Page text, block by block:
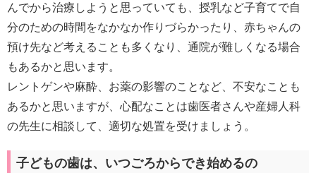
んでから治療しようと思っていても、授乳など子育てで自
分のための時間をなかなか作りづらかったり、赤ちゃんの
預け先など考えることも多くなり、通院が難しくなる場合
もあるかと思います。
レントゲンや麻酔、お薬の影響のことなど、不安なことも
あるかと思いますが、心配なことは歯医者さんや産婦人科
の先生に相談して、適切な処置を受けましょう。
子どもの歯は、いつごろからでき始めるの